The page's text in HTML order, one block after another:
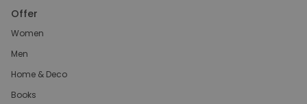
Offer
Women
Men
Home & Deco
Books